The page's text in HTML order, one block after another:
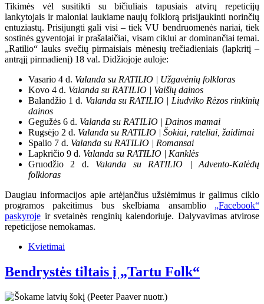
Tikimės vėl susitikti su bičiuliais tapusiais atvirų repeticijų
lankytojais ir maloniai laukiame naujų folklorą prisijaukinti norinčių
entuziastų. Prisijungti gali visi – tiek VU bendruomenės nariai, tiek
sostinės gyventojai ir prašalaičiai, visam ciklui ar dominančiai temai.
„Ratilio“ lauks svečių pirmaisiais mėnesių trečiadieniais (lapkritį –
antrąjį pirmadienį) 18 val. Didžiojoje auloje:
Vasario 4 d. Valanda su RATILIO | Užgavėnių folkloras
Kovo 4 d. Valanda su RATILIO | Vaišių dainos
Balandžio 1 d. Valanda su RATILIO | Liudviko Rėzos rinkinių
dainos
Gegužės 6 d. Valanda su RATILIO | Dainos mamai
Rugsėjo 2 d. Valanda su RATILIO | Šokiai, rateliai, žaidimai
Spalio 7 d. Valanda su RATILIO | Romansai
Lapkričio 9 d. Valanda su RATILIO | Kanklės
Gruodžio 2 d. Valanda su RATILIO | Advento-Kalėdų
folkloras
Daugiau informacijos apie artėjančius užsiėmimus ir galimus ciklo
programos pakeitimus bus skelbiama ansamblio „Facebook“
paskyroje ir svetainės renginių kalendoriuje. Dalyvavimas atvirose
repeticijose nemokamas.
Kvietimai
Bendrystės tiltais į „Tartu Folk“